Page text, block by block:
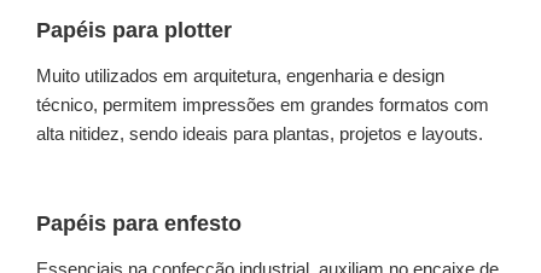
Papéis para plotter
Muito utilizados em arquitetura, engenharia e design
técnico, permitem impressões em grandes formatos com
alta nitidez, sendo ideais para plantas, projetos e layouts.
Papéis para enfesto
Essenciais na confecção industrial, auxiliam no encaixe de